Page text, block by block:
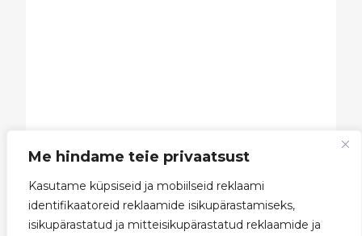
Me hindame teie privaatsust
Kasutame küpsiseid ja mobiilseid reklaami
identifikaatoreid reklaamide isikupärastamiseks,
isikupärastatud ja mitteisikupärastatud reklaamide ja